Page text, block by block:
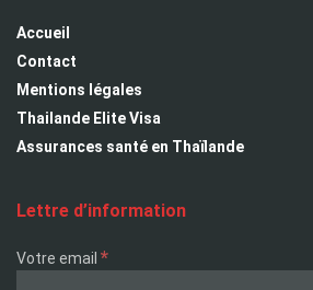
Accueil
Contact
Mentions légales
Thailande Elite Visa
Assurances santé en Thaïlande
Lettre d’information
Votre email *